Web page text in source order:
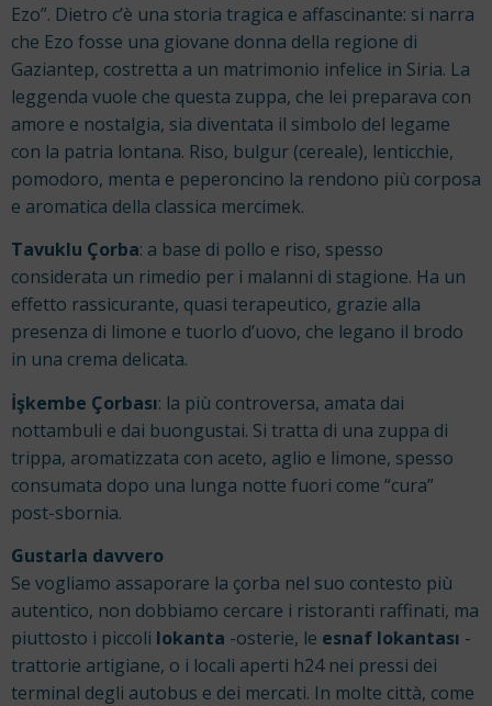
Ezo”. Dietro c’è una storia tragica e affascinante: si narra
che Ezo fosse una giovane donna della regione di
Gaziantep, costretta a un matrimonio infelice in Siria. La
leggenda vuole che questa zuppa, che lei preparava con
amore e nostalgia, sia diventata il simbolo del legame
con la patria lontana. Riso, bulgur (cereale), lenticchie,
pomodoro, menta e peperoncino la rendono più corposa
e aromatica della classica mercimek.
Tavuklu Çorba: a base di pollo e riso, spesso
considerata un rimedio per i malanni di stagione. Ha un
effetto rassicurante, quasi terapeutico, grazie alla
presenza di limone e tuorlo d’uovo, che legano il brodo
in una crema delicata.
İşkembe Çorbası: la più controversa, amata dai
nottambuli e dai buongustai. Si tratta di una zuppa di
trippa, aromatizzata con aceto, aglio e limone, spesso
consumata dopo una lunga notte fuori come “cura”
post-sbornia.
Gustarla davvero
Se vogliamo assaporare la çorba nel suo contesto più
autentico, non dobbiamo cercare i ristoranti raffinati, ma
piuttosto i piccoli lokanta -osterie, le esnaf lokantası -
trattorie artigiane, o i locali aperti h24 nei pressi dei
terminal degli autobus e dei mercati. In molte città, come